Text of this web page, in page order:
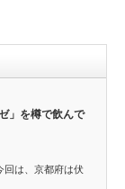
」を樽で飲んで
回は、京都府は伏